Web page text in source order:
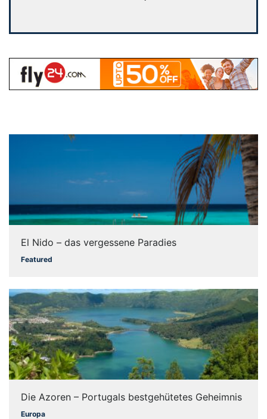
El Nido – das vergessene Paradies
Featured
Die Azoren – Portugals bestgehütetes Geheimnis
Europa